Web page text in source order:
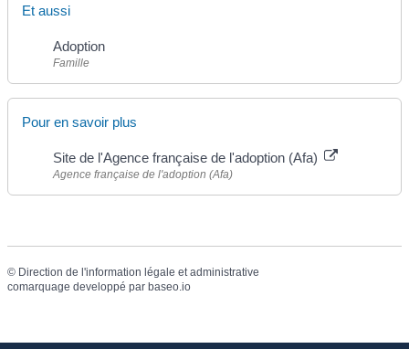
Et aussi
Adoption
Famille
Pour en savoir plus
Site de l'Agence française de l'adoption (Afa)
Agence française de l'adoption (Afa)
© Direction de l'information légale et administrative
comarquage developpé par baseo.io